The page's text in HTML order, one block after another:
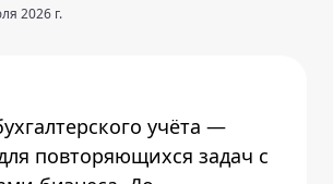
2026 г.
учёта —
повторяющихся задач с